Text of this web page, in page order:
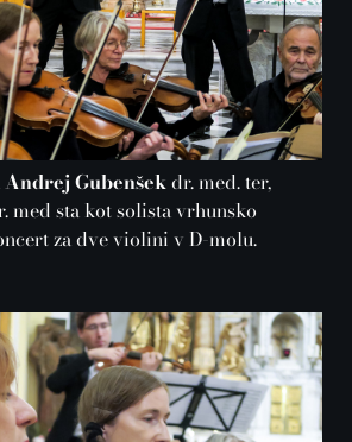
Andrej Gubenšekdr. med. ter,
med sta kot solista vrhunsko
za dve violini v D-molu.